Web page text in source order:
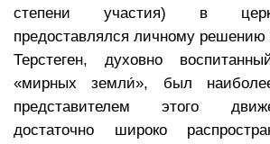
степени участия) в
предоставлялся личному решению
Терстеген, духовно
«мирных земли́», был
представителем этого
достаточно широко